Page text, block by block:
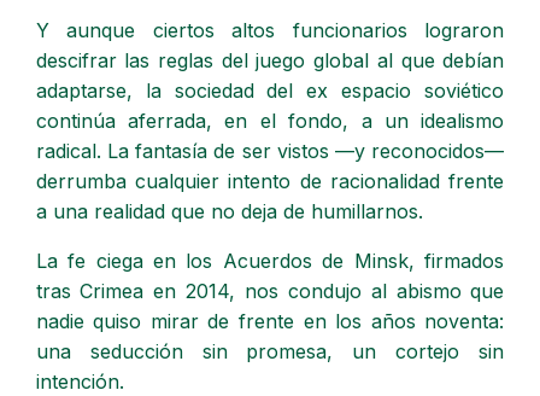
Y aunque ciertos altos funcionarios lograron
descifrar las reglas del juego global al que debían
adaptarse, la sociedad del ex espacio soviético
continúa aferrada, en el fondo, a un idealismo
radical. La fantasía de ser vistos —y reconocidos—
derrumba cualquier intento de racionalidad frente
a una realidad que no deja de humillarnos.
La fe ciega en los Acuerdos de Minsk, firmados
tras Crimea en 2014, nos condujo al abismo que
nadie quiso mirar de frente en los años noventa:
una seducción sin promesa, un cortejo sin
intención.